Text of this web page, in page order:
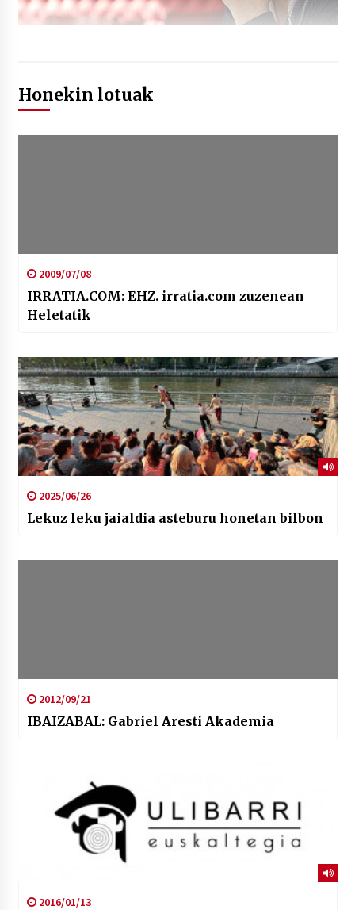
Honekin lotuak
2009/07/08
IRRATIA.COM: EHZ. irratia.com zuzenean
Heletatik
2025/06/26
Lekuz leku jaialdia asteburu honetan bilbon
2012/09/21
IBAIZABAL: Gabriel Aresti Akademia
2016/01/13